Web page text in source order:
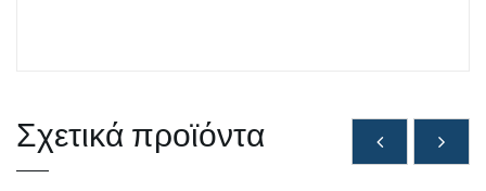
Σχετικά προϊόντα